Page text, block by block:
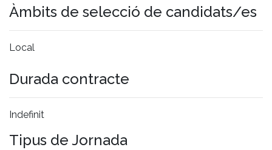
Àmbits de selecció de candidats/es
Local
Durada contracte
Indefinit
Tipus de Jornada